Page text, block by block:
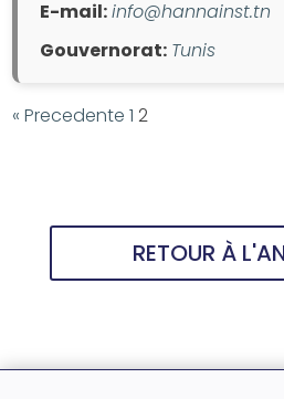
E-mail:info@hannainst.tn
Gouvernorat: Tunis
« Precedente 1 2
RETOUR À